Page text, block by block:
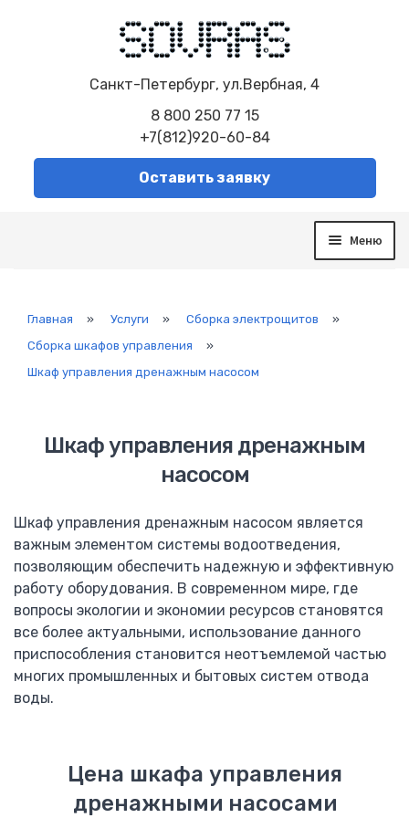
Санкт-Петербург, ул.Вербная, 4
8 800 250 77 15
+7(812)920-60-84
Оставить заявку
Меню
Сборка электрощитов
Автоматизированная система управления
Диспетчеризация
Программирование контроллеров
Электромонтажные работы
Каталог
Mitsubishi Electric
ПЛК Alpha
ПЛК FX
Панели оператора GOT
FR-D 700-SC
F-D740
FR-A740
F-F740
Тепловые реле TH-N
Преобразователь частоты F-A840
Главная » Услуги » Сборка электрощитов
»
Сборка шкафов управления
»
Шкаф управления дренажным насосом
Шкаф управления дренажным
насосом
Шкаф управления дренажным насосом является
важным элементом системы водоотведения,
позволяющим обеспечить надежную и эффективную
работу оборудования. В современном мире, где
вопросы экологии и экономии ресурсов становятся
все более актуальными, использование данного
приспособления становится неотъемлемой частью
многих промышленных и бытовых систем отвода
воды.
Цена шкафа управления
дренажными насосами